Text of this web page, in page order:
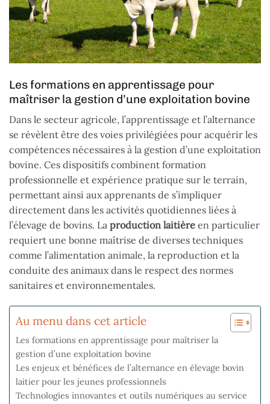
Les formations en apprentissage pour
maîtriser la gestion d’une exploitation bovine
Dans le secteur agricole, l’apprentissage et l’alternance
se révèlent être des voies privilégiées pour acquérir les
compétences nécessaires à la gestion d’une exploitation
bovine. Ces dispositifs combinent formation
professionnelle et expérience pratique sur le terrain,
permettant ainsi aux apprenants de s’impliquer
directement dans les activités quotidiennes liées à
l’élevage de bovins. La production laitière en particulier
requiert une bonne maîtrise de diverses techniques
comme l’alimentation animale, la reproduction et la
conduite des animaux dans le respect des normes
sanitaires et environnementales.
Au menu dans cet article
Les formations en apprentissage pour maîtriser la
gestion d’une exploitation bovine
Les enjeux et bénéfices de l’alternance en élevage bovin
laitier pour les jeunes professionnels
Technologies innovantes et outils numériques au service